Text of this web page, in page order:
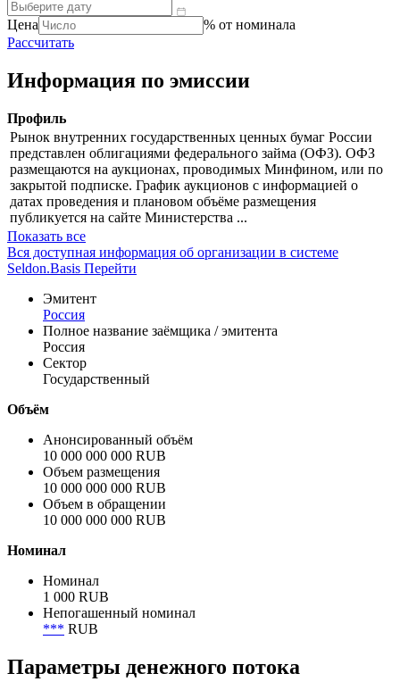
Цена
% от номинала
Рассчитать
Информация по эмиссии
Профиль
Рынок внутренних государственных ценных бумаг России
представлен облигациями федерального займа (ОФЗ). ОФЗ
размещаются на аукционах, проводимых Минфином, или по
закрытой подписке. График аукционов с информацией о
датах проведения и плановом объёме размещения
публикуется на сайте Министерства ...
Показать все
Вся доступная информация об организации в системе
Seldon.Basis Перейти
Эмитент
Россия
Полное название заёмщика / эмитента
Россия
Сектор
Государственный
Объём
Анонсированный объём
10 000 000 000 RUB
Объем размещения
10 000 000 000 RUB
Объем в обращении
10 000 000 000 RUB
Номинал
Номинал
1 000 RUB
Непогашенный номинал
*** RUB
Параметры денежного потока